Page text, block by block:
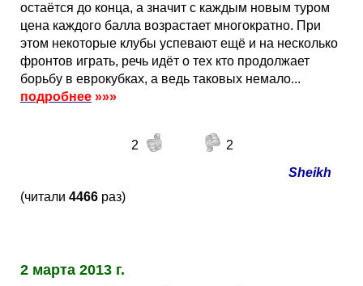
остаётся до конца, а значит с каждым новым туром
цена каждого балла возрастает многократно. При
этом некоторые клубы успевают ещё и на несколько
фронтов играть, речь идёт о тех кто продолжает
борьбу в еврокубках, а ведь таковых немало...
подробнее »»»
2
2
Sheikh
(читали 4466 раз)
2 марта 2013 г.